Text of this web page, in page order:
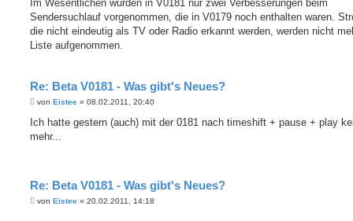
r
a
Im Wesentlichen wurden in V0181 nur zwei Verbesserungen beim
Sendersuchlauf vorgenommen, die in V0179 noch enthalten waren.
die nicht eindeutig als TV oder Radio erkannt werden, werden nicht
Liste aufgenommen.
Re: Beta V0181 - Was gibt's Neues?
B
i
r
von Eistee » 08.02.2011, 20:40
Ich hatte gestern (auch) mit der 0181 nach timeshift + pause + play
mehr...
Re: Beta V0181 - Was gibt's Neues?
Bvon Eistee » 20.02.2011, 14:18